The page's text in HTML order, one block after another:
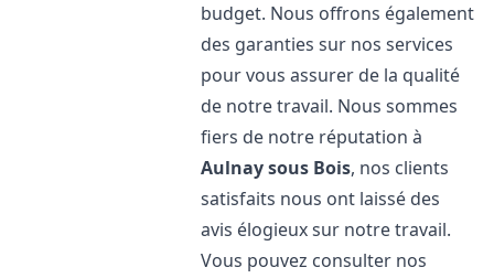
budget. Nous offrons également
des garanties sur nos services
pour vous assurer de la qualité
de notre travail. Nous sommes
fiers de notre réputation à
Aulnay sous Bois, nos clients
satisfaits nous ont laissé des
avis élogieux sur notre travail.
Vous pouvez consulter nos